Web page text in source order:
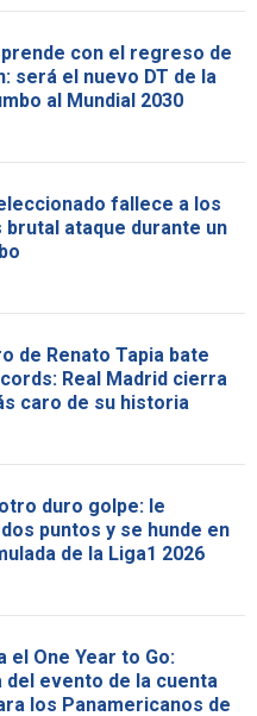
con el regreso de
será el nuevo DT de la
al Mundial 2030
fallece a los
brutal ataque durante un
de Renato Tapia bate
Real Madrid cierra
caro de su historia
duro golpe: le
puntos y se hunde en
de la Liga1 2026
el One Year to Go:
del evento de la cuenta
los Panamericanos de